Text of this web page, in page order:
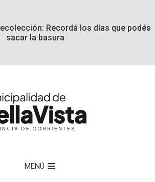
Recordá los días que podés
sacar la basura
MENÚ